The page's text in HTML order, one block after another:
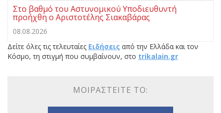
Στο βαθμό του Αστυνομικού Υποδιευθυντή
προήχθη ο Αριστοτέλης Σιακαβάρας
08.08.2026
Δείτε όλες τις τελευταίες Ειδήσεις από την Ελλάδα και τον
Κόσμο, τη στιγμή που συμβαίνουν, στο trikalain.gr
ΜΟΙΡΑΣΤΕΊΤΕ ΤΟ: